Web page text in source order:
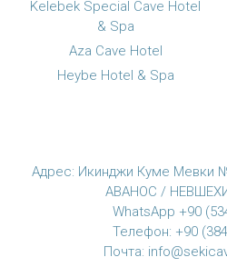
Kelebek Special Cave Hotel
& Spa
Aza Cave Hotel
Heybe Hotel & Spa
Адрес: Икинджи Куме Мевки
АВАНОС /
WhatsApp +90
Телефон: +90
Почта: